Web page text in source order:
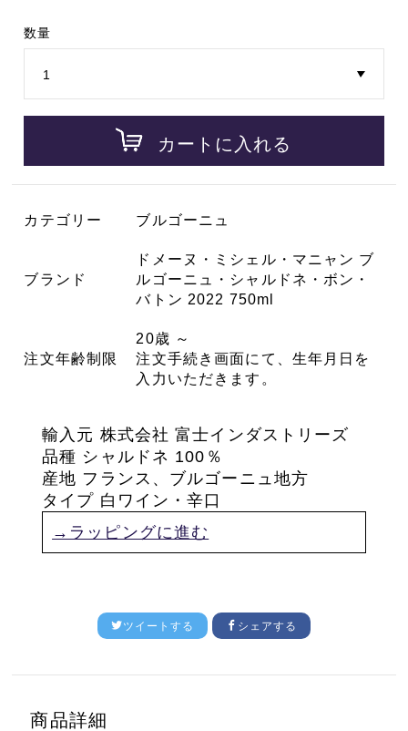
数量
カートに入れる
カテゴリー ブルゴーニュ
ブランド
ドメーヌ・ミシェル・マニャン ブ
ルゴーニュ・シャルドネ・ボン・
バトン 2022 750ml
注文年齢制限
20歳 ～
注文手続き画面にて、生年月日を
入力いただきます。
輸入元 株式会社 富士インダストリーズ
品種 シャルドネ 100％
産地 フランス、ブルゴーニュ地方
タイプ 白ワイン・辛口
→ラッピングに進む
ツイートする シェアする
商品詳細